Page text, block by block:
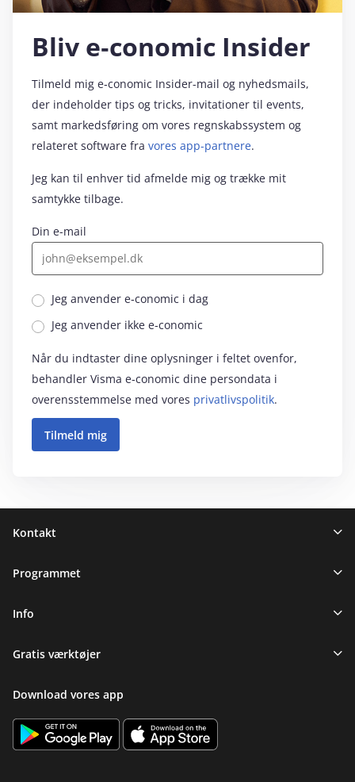
Bliv e‑conomic Insider
Tilmeld mig e‑conomic Insider-mail og nyhedsmails,
der indeholder tips og tricks, invitationer til events,
samt markedsføring om vores regnskabssystem og
relateret software fra vores app-partnere.
Jeg kan til enhver tid afmelde mig og trække mit
samtykke tilbage.
Din e-mail
Jeg anvender e‑conomic i dag
Jeg anvender ikke e‑conomic
Når du indtaster dine oplysninger i feltet ovenfor,
behandler Visma e‑conomic dine persondata i
overensstemmelse med vores privatlivspolitik.
Sidefod
Kontakt
Programmet
Info
Gratis værktøjer
Download vores app